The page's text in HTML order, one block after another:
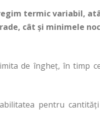
termic variabil,
cât şi minimele
de îngheţ, în timp
pentru